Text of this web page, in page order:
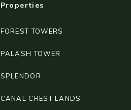
Properties
FOREST TOWERS
PALASH TOWER
SPLENDOR
CANAL CREST LANDS